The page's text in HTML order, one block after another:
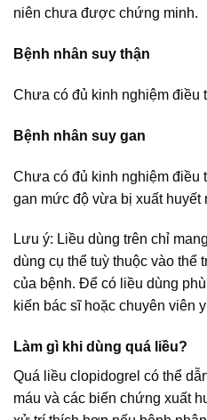
niên chưa được chứng minh.
Bệnh nhân suy thận
Chưa có đủ kinh nghiệm điều
Bệnh nhân suy gan
Chưa có đủ kinh nghiệm điều
gan mức độ vừa bị xuất huyết
Lưu ý: Liều dùng trên chỉ
dùng cụ thể tuỳ thuộc vào thể
của bệnh. Để có liều dùng
kiến bác sĩ hoặc chuyên viên
Làm gì khi dùng quá liều?
Quá liều clopidogrel có thể
máu và các biến chứng xuất